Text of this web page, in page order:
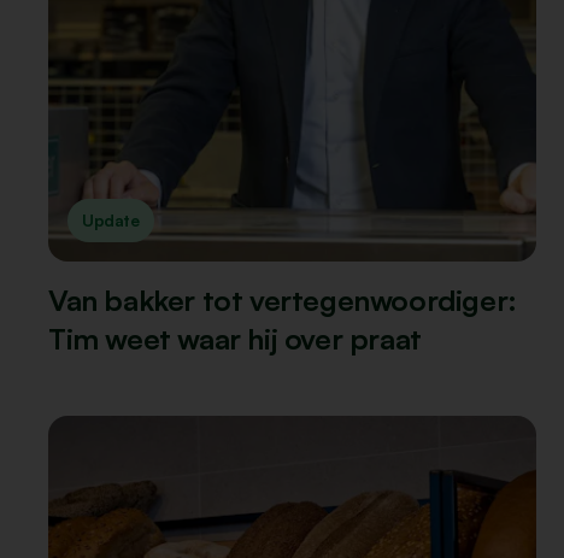
Update
Van bakker tot vertegenwoordiger:
Tim weet waar hij over praat